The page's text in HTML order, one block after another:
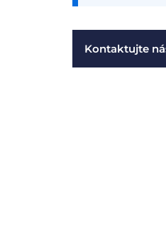
Kontaktujte